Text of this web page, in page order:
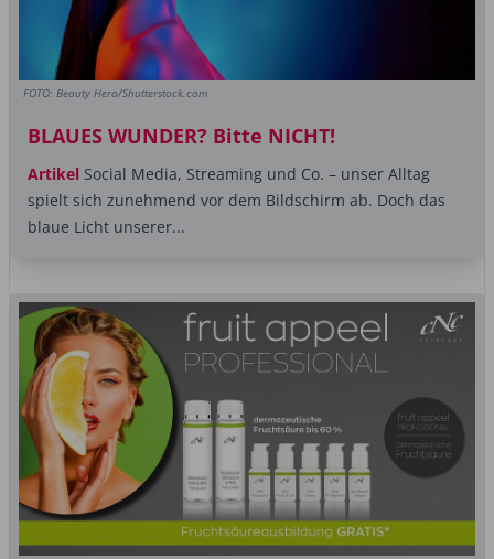
FOTO: Beauty Hero/Shutterstock.com
BLAUES WUNDER? Bitte NICHT!
Artikel Social Media, Streaming und Co. – unser Alltag
spielt sich zunehmend vor dem Bildschirm ab. Doch das
blaue Licht unserer...